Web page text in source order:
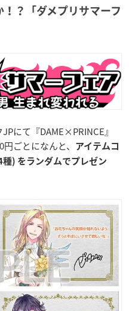
？「ダメプリサマーフ
にて『DAME×PRINCE』
ごとになんと、
アイテムコ
) をランダムでプレゼン